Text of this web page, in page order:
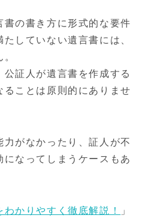
書の書き方に形式的な要件
していない遺言書には、
証人が遺言書を作成する
ることは原則的にありませ
がなかったり、証人が不
なってしまうケースもあ
わかりやすく徹底解説！
」